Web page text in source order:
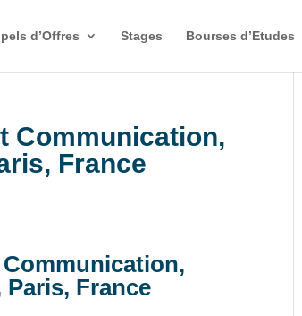
d’Offres Stages Bourses d’Etudes
Communication,
France
France